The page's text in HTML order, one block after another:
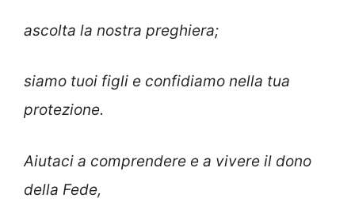
ascolta la nostra preghiera;
siamo tuoi figli e confidiamo nella tua
protezione.
Aiutaci a comprendere e a vivere il dono
della Fede,